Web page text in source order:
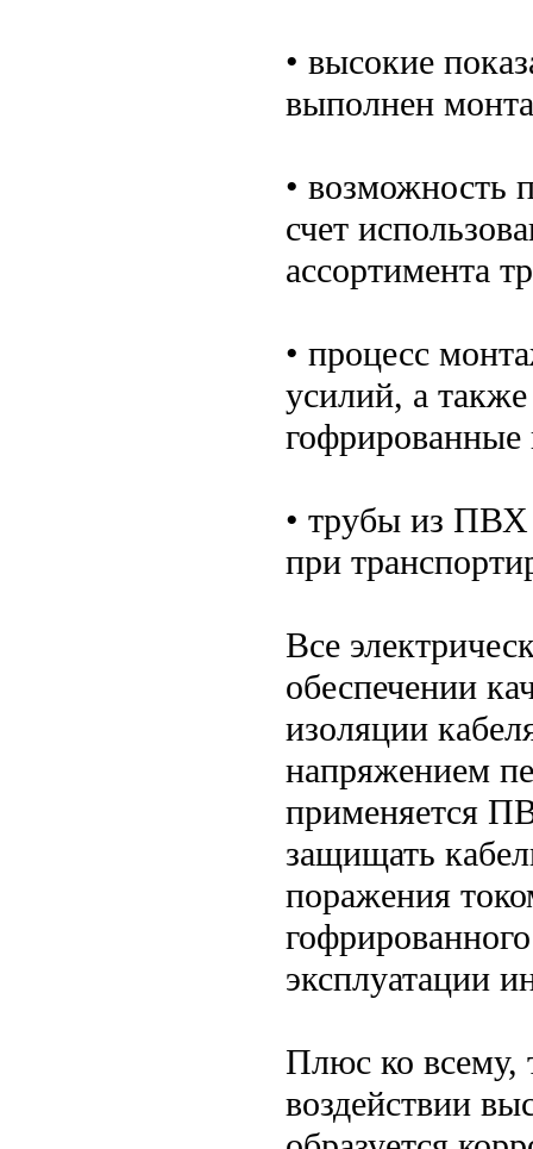
• высокие
выполнен
• возможность
счет
ассортимента
• процесс
усилий, а
гофрированные
• трубы из ПВХ
при
Все
обеспечении
изоляции
напряжением
применяется
защищать
поражения
эксплуатации
Плюс ко всему,
воздействии